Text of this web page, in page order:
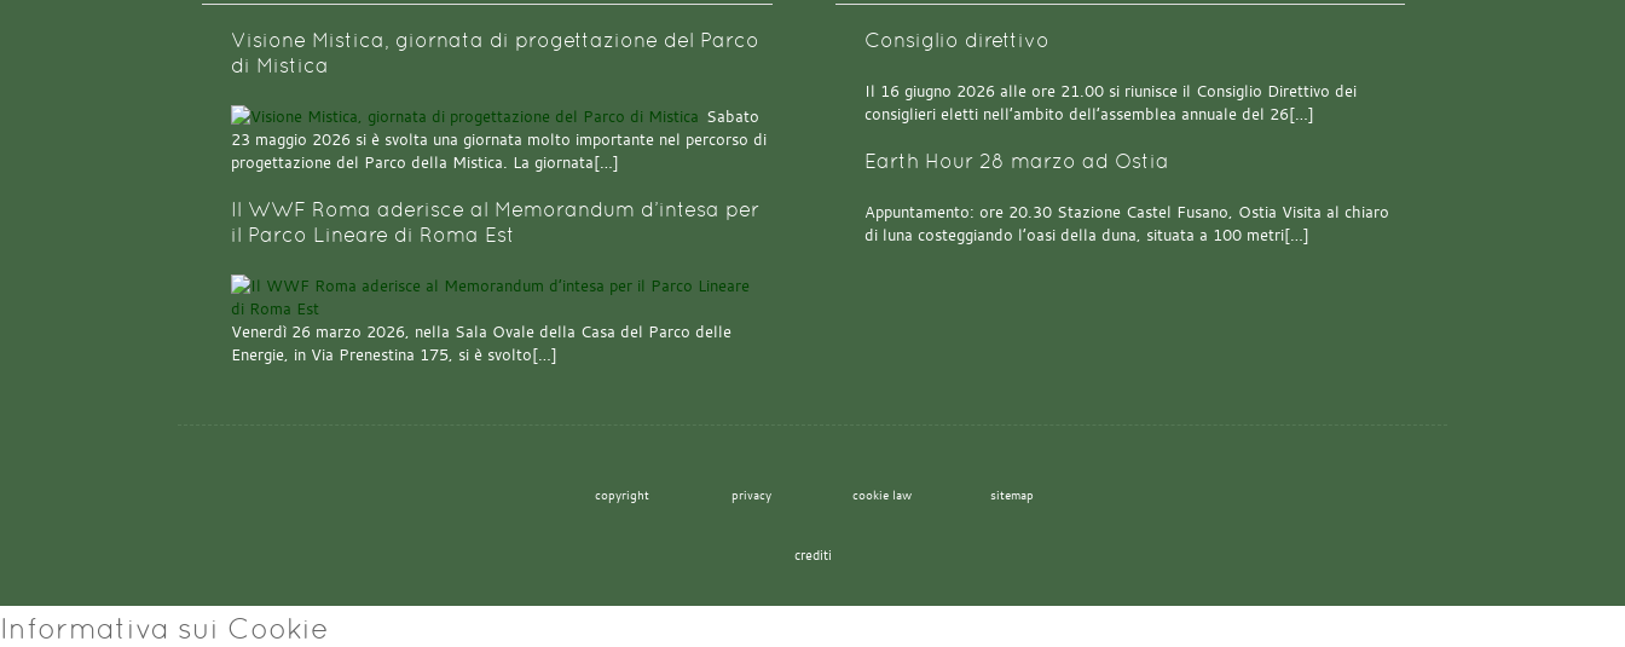
Visione Mistica, giornata di progettazione del Parco
di Mistica
Sabato
23 maggio 2026 si è svolta una giornata molto importante nel percorso di
progettazione del Parco della Mistica. La giornata[…]
Il WWF Roma aderisce al Memorandum d’intesa per
il Parco Lineare di Roma Est
Venerdì 26 marzo 2026, nella Sala Ovale della Casa del Parco delle
Energie, in Via Prenestina 175, si è svolto[…]
Consiglio direttivo
Il 16 giugno 2026 alle ore 21.00 si riunisce il Consiglio Direttivo dei
consiglieri eletti nell’ambito dell’assemblea annuale del 26[…]
Earth Hour 28 marzo ad Ostia
Appuntamento: ore 20.30 Stazione Castel Fusano, Ostia Visita al chiaro
di luna costeggiando l’oasi della duna, situata a 100 metri[…]
copyright privacy cookie law sitemap
crediti
Informativa sui Cookie